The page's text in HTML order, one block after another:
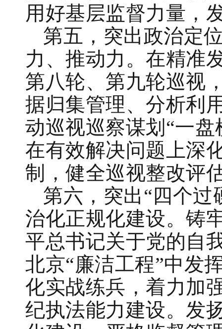
用好基层监督力量，
第五，突出政治定
力、推动力。在精准
第八轮、第九轮巡视
据归集管理、分析利
动巡视巡察谋划“一盘
在有效解决问题上深
制，健全巡视整改评
第六，突出“四个
治化正规化建设。铸
平总书记关于党的自
北京“廉洁工程”中发
化实战练兵，着力加
纪执法能力建设。发